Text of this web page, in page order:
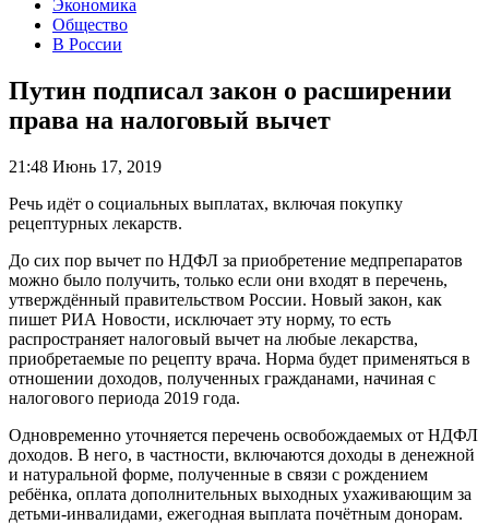
Экономика
Общество
В России
Путин подписал закон о расширении
права на налоговый вычет
21:48 Июнь 17, 2019
Речь идёт о социальных выплатах, включая покупку
рецептурных лекарств.
До сих пор вычет по НДФЛ за приобретение медпрепаратов
можно было получить, только если они входят в перечень,
утверждённый правительством России. Новый закон, как
пишет РИА Новости, исключает эту норму, то есть
распространяет налоговый вычет на любые лекарства,
приобретаемые по рецепту врача. Норма будет применяться в
отношении доходов, полученных гражданами, начиная с
налогового периода 2019 года.
Одновременно уточняется перечень освобождаемых от НДФЛ
доходов. В него, в частности, включаются доходы в денежной
и натуральной форме, полученные в связи с рождением
ребёнка, оплата дополнительных выходных ухаживающим за
детьми-инвалидами, ежегодная выплата почётным донорам.